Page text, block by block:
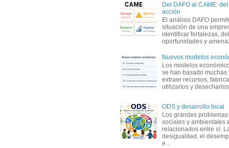
Del DAFO al CAME:
acción
El análisis DAFO
situación de una
identificar fortalezas,
oportunidades y
Nuevos modelos
Los modelos
se han basado muchas
extraer recursos,
utilizarlos y
ODS y desarrollo local
Los grandes
sociales y ambientales
relacionados entre sí.
desigualdad, el
e...